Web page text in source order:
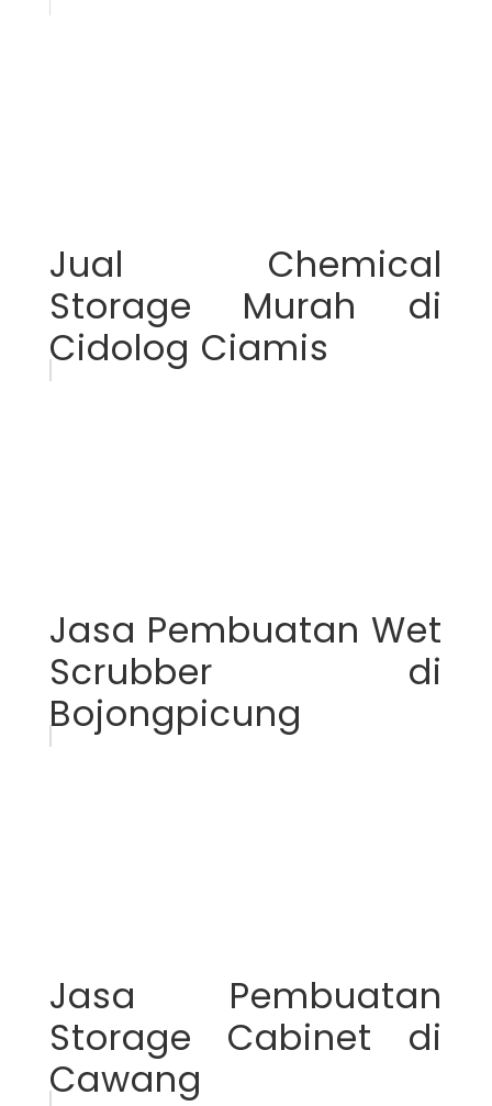
Jual Chemical
Storage Murah di
Cidolog Ciamis
Jasa Pembuatan Wet
Scrubber di
Bojongpicung
Jasa Pembuatan
Storage Cabinet di
Cawang